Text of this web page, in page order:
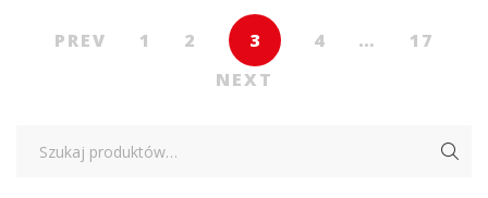
PREV 1 2 3 4 …
17
NEXT